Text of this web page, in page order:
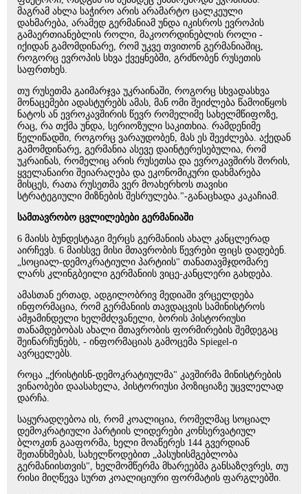
მაგრამ ახლა საჭირო არის არამარტო ცალკეული
დახმარება, არამედ გერმანიამ უნდა იკისროს ევროპის
გამაერთიანებლის როლი, მაკოორდინებლის როლი -
იქიდან გამომდინარე, რომ უკვე თვითონ გერმანიაშიც,
როგორც ევროპის სხვა ქვეყნებში, გრძნობენ რუსეთის
საფრთხეს.
თუ რუსეთმა გაიმარჯვა უკრაინაში, როგორც სხვადასხვა
მონაცემები ადასტურებს ამას, მან ომი შეიძლება წამოიწყოს
ნატოს ან ევროკავშირის წევრ რომელიმე სახელმწიფოზე,
რაც, რა თქმა უნდა, სერიოზული საკითხია. რამდენიმე
წელიწადში, როგორც ვარაუდობენ, მას ეს შეეძლება. აქედან
გამომდინარე, გერმანია ასევე დაინტერესებულია, რომ
უკრაინას, რომელიც არის რუსეთსა და ევროკავშირს შორის,
ყველანაირი შეიარაღება და ეკონომიკური დახმარება
მისცეს, რათა რუსეთმა ვერ მოახერხოს თავისი
სტრატეგიული მიზნების შესრულება."-განაცხადა კაკაჩიამ.
სამთავრობო ცვლილებები გერმანიაში
6 მაისს ბუნდესტაგი მერცს გერმანიის ახალ კანცლერად
აირჩევს. 6 მაისსვე მისი მთავრობის წევრები ფიცს დადებენ.
„სოციალ-დემოკრატიული პარტიის" თანათავმჯდომარე
ლარს კლინგბეილი გერმანიის ვიცე-კანცლერი გახდება.
ამასთან ერთად, ადგილობრივ მედიაში ვრცელდება
ინფორმაცია, რომ გერმანიის თავდაცვის სამინისტროს
ამჟამინდელი ხელმძღვანელი, ბორის პისტორიუსი
თანამდებობას ახალი მთავრობის ფორმირების შემდეგაც
შეინარჩუნებს, - ინფორმაციას გამოცემა Spiegel-ი
ავრცელებს.
როცა „ქრისტისნ-დემოკრატიულმა" კავშირმა მინისტრების
ვინაობები დაასახელა, პისტორიუსი პოზიციაზე უცვლელად
დარჩა.
საყურადღებოა ის, რომ კოალიცია, რომელმაც სოციალ
დემოკრატიული პარტიის ლიდერები კონსერვატიულ
ბლოკთნ გააფორმა, ხელი მოაწერეს 144 გვერდიან
შეთანხმებას, სახელწოდებით „პასუხისმგებლობა
გერმანიისთვის", ხელმომწერმა მხარეებმა განსაზღვრეს, თუ
რისი მიღწევა სურთ კოალიციური ფორმატის ფარგლებში.